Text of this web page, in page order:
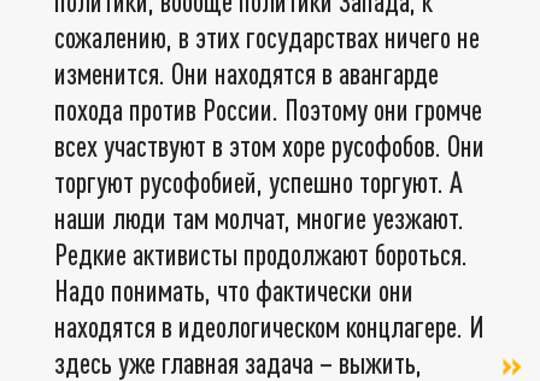
сожалению, в этих государствах ничего не
изменится. Они находятся в авангарде
похода против России. Поэтому они громче
всех участвуют в этом хоре русофобов. Они
торгуют русофобией, успешно торгуют. А
наши люди там молчат, многие уезжают.
Редкие активисты продолжают бороться.
Надо понимать, что фактически они
находятся в идеологическом концлагере. И
здесь уже главная задача – выжить,